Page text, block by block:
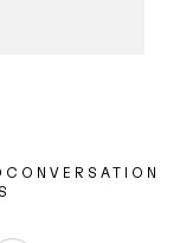
CONVERSATION